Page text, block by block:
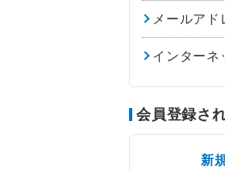
メールア
インターネ
会員登録さ
新